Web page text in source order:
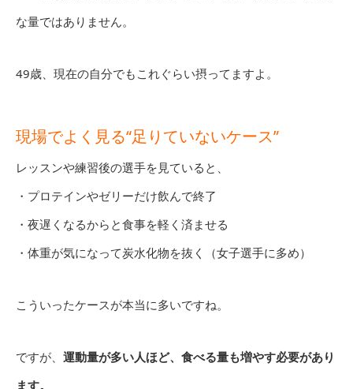
な量ではありません。
49歳、現在の自分でもこれぐらい摂ってますよ。
現場でよく見る“足りていないケース”
レッスンや練習後の選手を見ていると、
・プロテインやゼリーだけ飲んで終了
・夜遅くなるからと食事を軽く済ませる
・体重が気になって炭水化物を抜く（女子選手に多め）
こういったケースが本当に多いですね。
ですが、 運動量が多い人ほど、食べる量も増やす必要があり
ます。